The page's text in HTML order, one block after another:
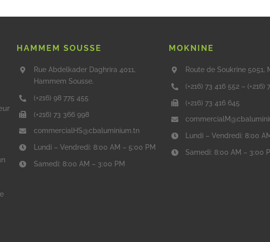
HAMMEM SOUSSE
Rue Abdelkader Daghrira 4011,
Hammem Sousse.
(+216) 98 775 455
(+216) 73 366 998
commercialHS@cbaluminium.tn
Lundi – Vendredi: 8:00 AM – 5:00 PM
Samedi: 8:00 AM – 3:00 PM
MOKNINE
Route de Soukrine 5051,
(+216) 73 416 552 – (+216)
(+216) 73 416 645
Lundi – Vendredi: 8:00
Samedi: 8:00 AM – 3:00